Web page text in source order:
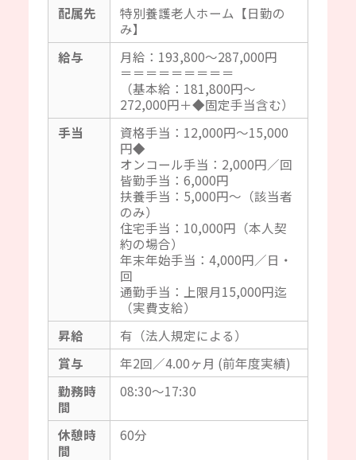
配属先
特別養護老人ホーム【日勤の
み】
給与
月給：193,800～287,000円
＝＝＝＝＝＝＝＝＝
（基本給：181,800円～
272,000円＋◆固定手当含む）
手当
資格手当：12,000円～15,000
円◆
オンコール手当：2,000円／回
皆勤手当：6,000円
扶養手当：5,000円～（該当者
のみ）
住宅手当：10,000円（本人契
約の場合）
年末年始手当：4,000円／日・
回
通勤手当：上限月15,000円迄
（実費支給）
昇給
有（法人規定による）
賞与
年2回／4.00ヶ月 (前年度実績)
勤務時
間
08:30～17:30
休憩時
間
60分